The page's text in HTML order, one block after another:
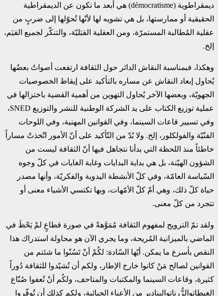
ديمقراطوية (démocratisme) هي أبعد ما تكون عن الديمقراطية
الحقيقية أو ممارستها، بل هي تشويه لها لأنّها تُحوّلها إلى ضربٍ من
عقلية المُطالبة المستمرّة، ومن العقلية القبَليّة، والتنكّر لجميع القيَم،
إلخ.
وهكذا، فبمناسبة النقاش الدائر حول الثقافة ارتفعت أصواتٌ بعضُها
يُحاول إبعاد النقاش عن مساره بالتأكيد على إيقاظ الخصوصيات
الجهويّة، وبعضها الآخر يُحاول التهوين من أهمية القضية باختزالها في
عملية توزيع الكتاب على يد الشركة الوطنية للنشر والتوزيع SNED،
وفي تسيير قاعات السينما، وفي القوانين المهنية، وفي اللوحات
الفنّيّة والفولكلور، إلخ. ولا بُدّ من التّأكيد على أنّ الأمور اتّخذتْ مساراً
خاطئاً منذ اللحظة التي بدأنا نتجاهل فيها أنّ الثقافة ليست من
الشؤون الهيّنة، بل هي بداية البدايات وغاية الغايات في كلّ وجوه
السّياسة العامّة، وفي كلّ الأنشطة اليدوية والفكريّة، وأنها مصدر
حياة كلّ ذلك، وهي أمّ كلّ الأمّهات، وبها تكتسي الأشياء معنى أو
تتجرد من كلّ معنى.
ولقد تمّ الترويج لمفهوم الثقافة مُمَوَّهةً في صورة قطاعٍ لمْ يَحْظَ في
الماضي بالميزانية المُريحة، وما يجري الآن هو محاولة استدراك هذا
النقص بأسرع ما يمكن. أيّها السّادة: لكُمْ أنْ تَسُنّوا ما شئتم من
القوانين لصالح مَنْ كانوا خارج الإطار، ولكم أن تُشيّدوا للثقافة دُوراً
كثيرة، وقاعات السينما والمكتبات والمتاحف، ولكُم أنْ تُعفوا صُنّاع
الغيطاتوالزُّرناتوالبنادير من الأعباء الجبائية، ولكم كذلك أن تُوفّروا